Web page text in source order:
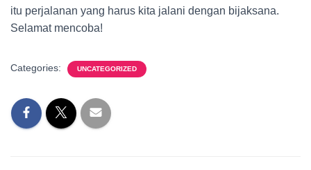
itu perjalanan yang harus kita jalani dengan bijaksana.
Selamat mencoba!
Categories: UNCATEGORIZED